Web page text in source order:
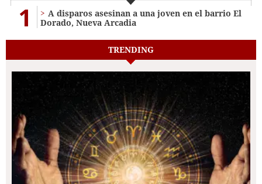
1
A disparos asesinan a una joven en el barrio El
Dorado, Nueva Arcadia
TRENDING